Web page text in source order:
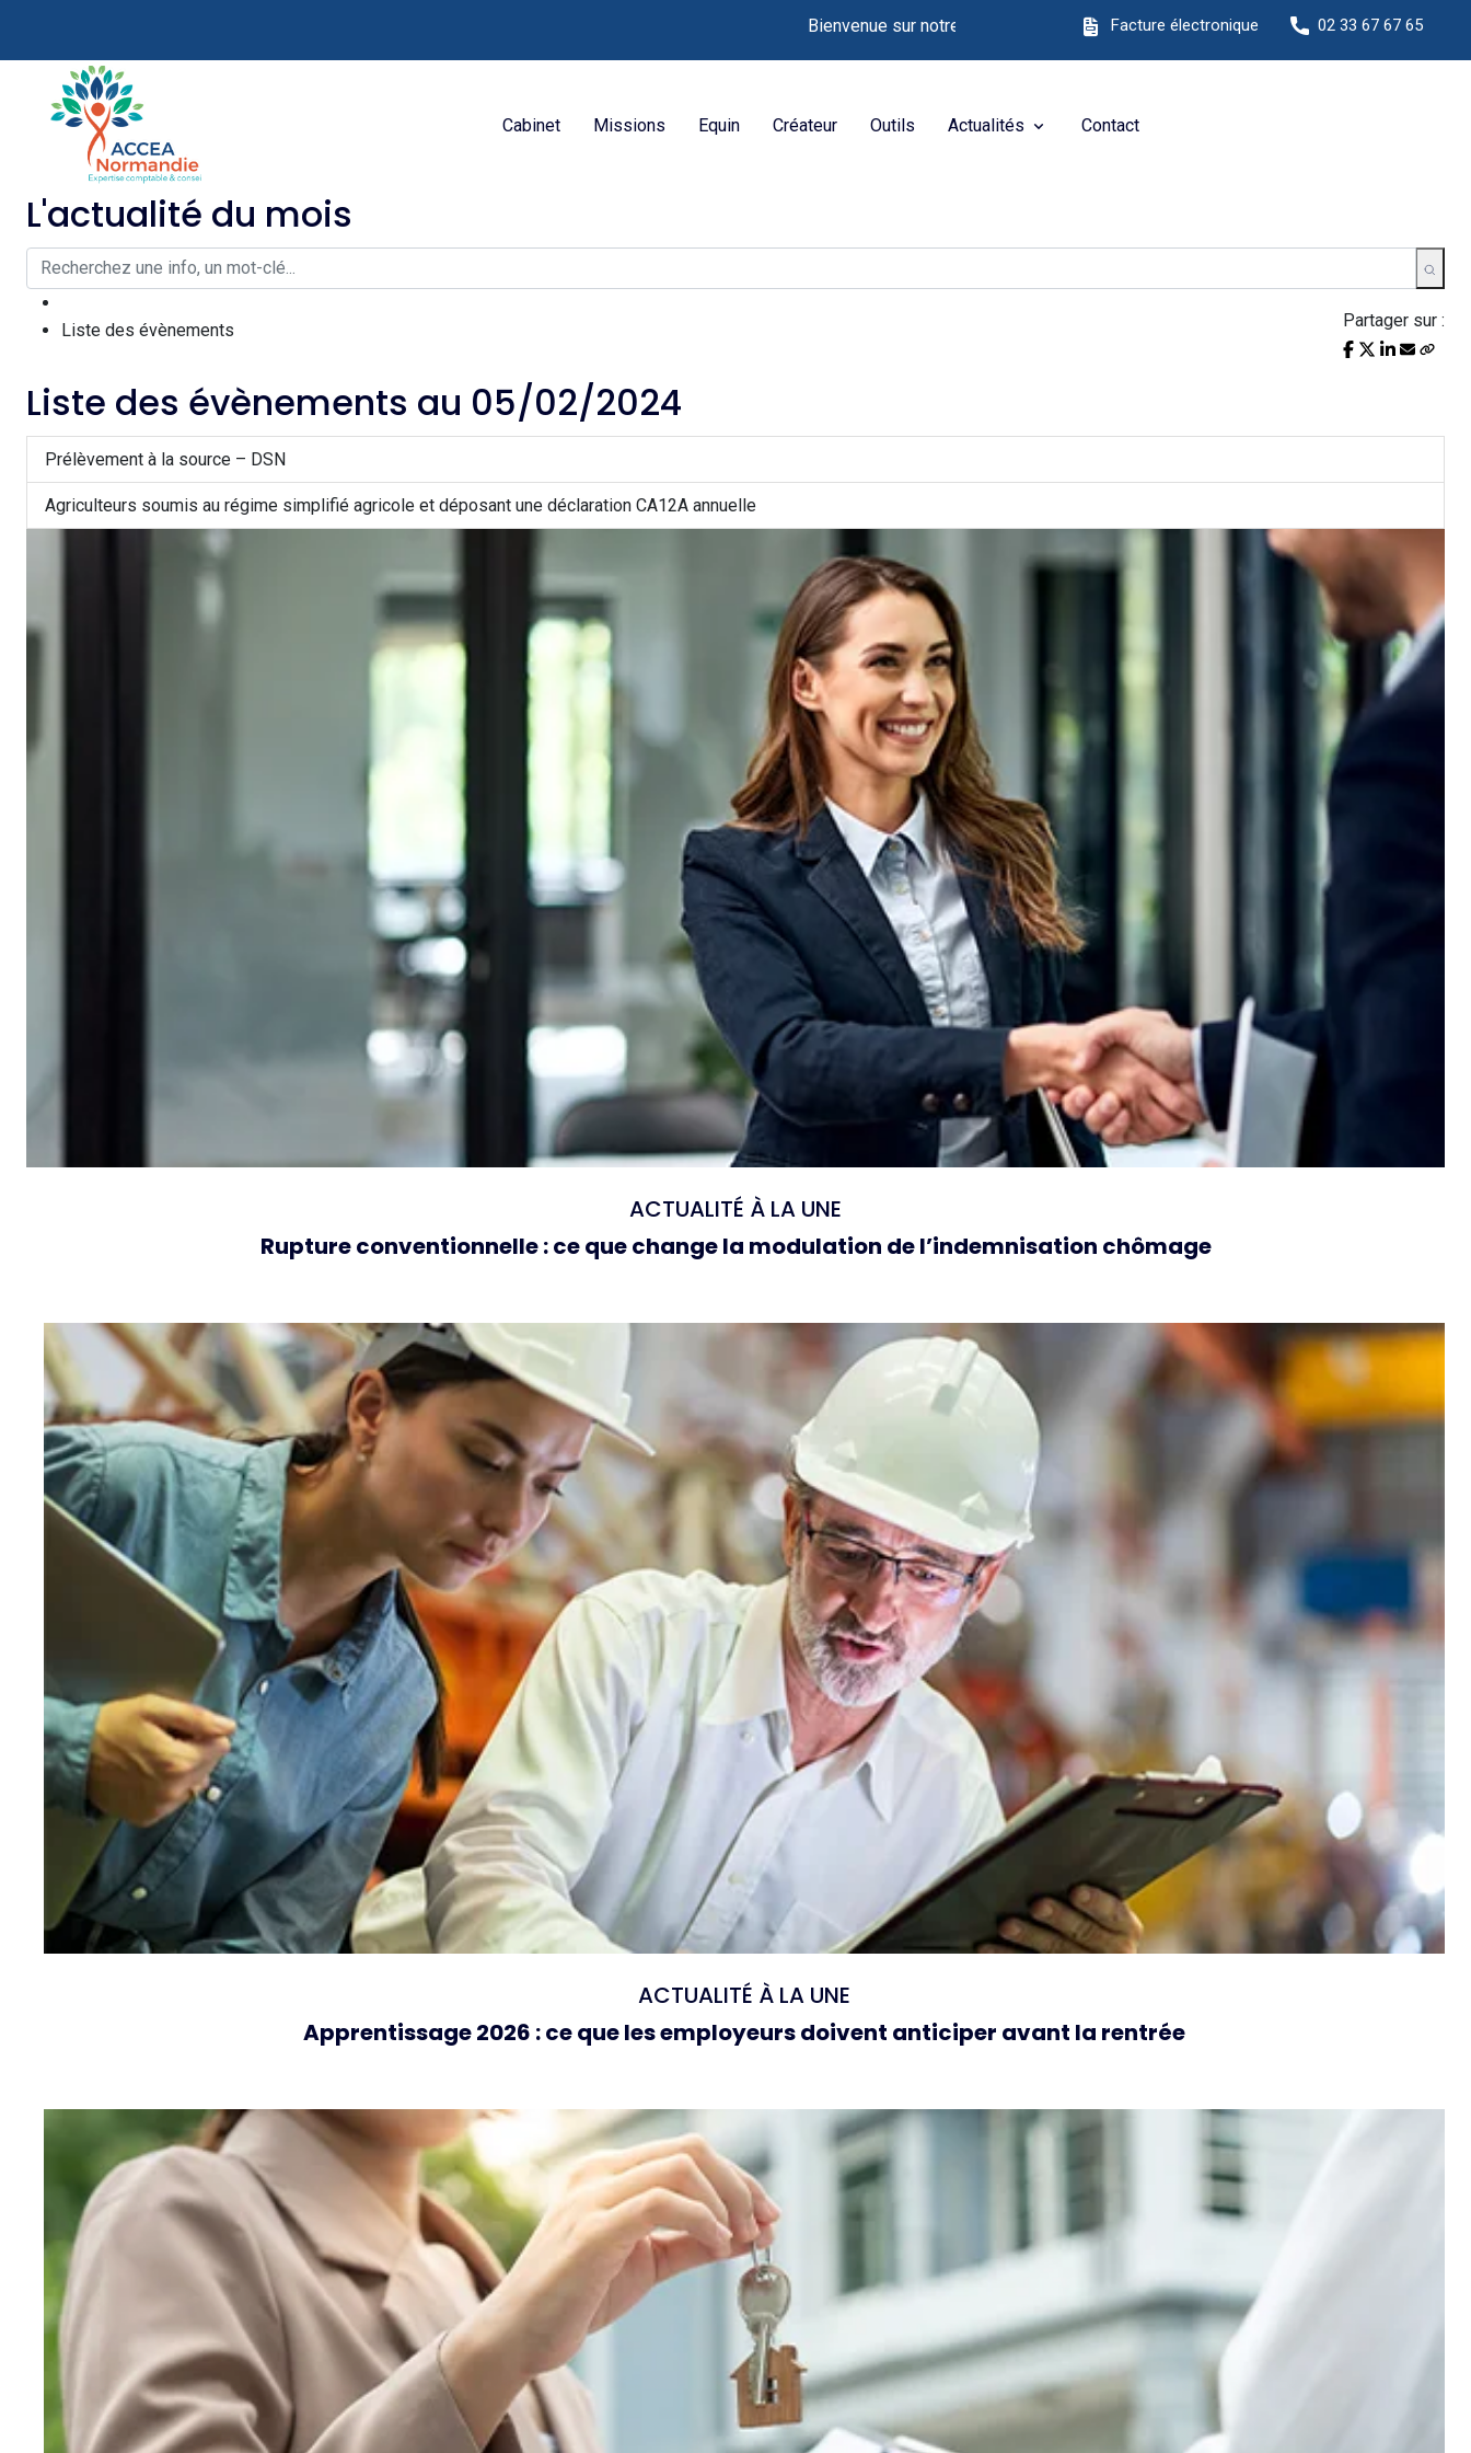
Bienvenue sur notre nouveau site Internet ! Facture électronique 02 33 67 67 65
Cabinet Missions Equin Créateur Outils Actualités Contact
L'actualité du mois
Liste des évènements Partager sur :
Liste des évènements au 05/02/2024
Prélèvement à la source – DSN
Agriculteurs soumis au régime simplifié agricole et déposant une déclaration CA12A annuelle
ACTUALITÉ À LA UNE
Rupture conventionnelle : ce que change la modulation de l’indemnisation chômage
ACTUALITÉ À LA UNE
Apprentissage 2026 : ce que les employeurs doivent anticiper avant la rentrée